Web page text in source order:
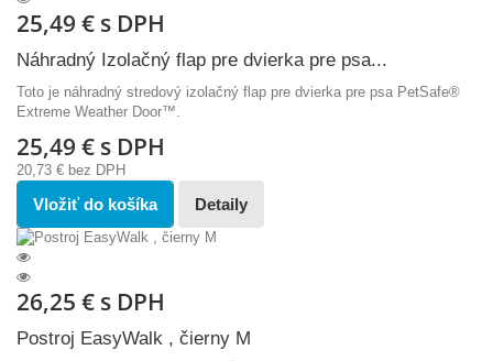
25,49 € s DPH
Náhradný Izolačný flap pre dvierka pre psa...
Toto je náhradný stredový izolačný flap pre dvierka pre psa PetSafe®
Extreme Weather Door™.
25,49 € s DPH
20,73 € bez DPH
Vložiť do košíka Detaily
26,25 € s DPH
Postroj EasyWalk , čierny M